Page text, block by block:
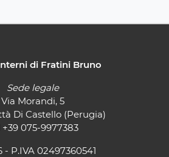
di Fratini Bruno
Sede legale
Via Morandi, 5
Di Castello (Perugia)
+39 075-9977383
- P.IVA 02497360541